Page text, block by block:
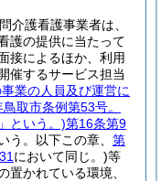
介護看護事業者は、
護の提供に当たって
接によるほか、利用
催するサービス担当
業の人員及び運営に
取市条例第53号。
という。)第16条第9
う。以下この章、 第
において同じ。)等
置かれている環境、